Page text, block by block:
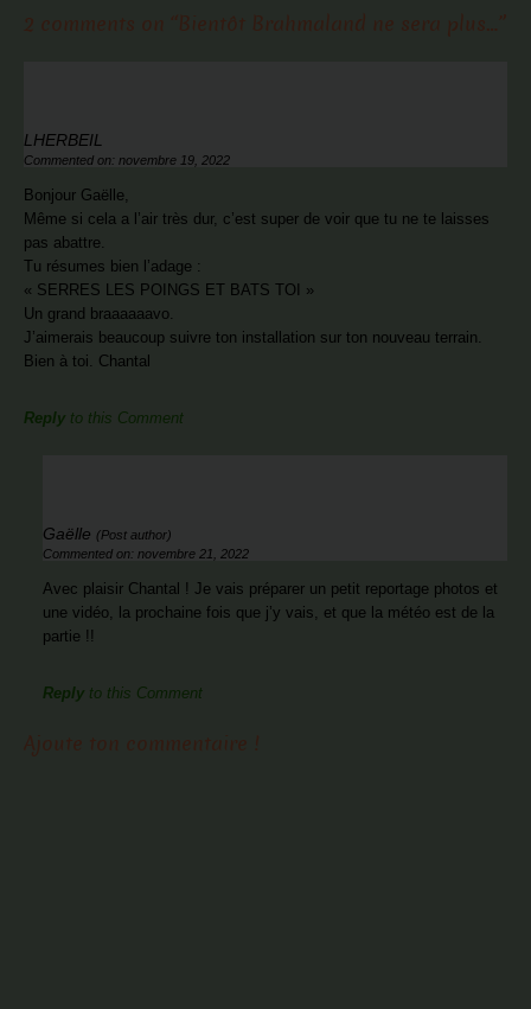
LHERBEIL
Commented on: novembre 19, 2022
Bonjour Gaëlle,
Même si cela a l’air très dur, c’est super de voir que tu ne te laisses
pas abattre.
Tu résumes bien l’adage :
« SERRES LES POINGS ET BATS TOI »
Un grand braaaaaavo.
J’aimerais beaucoup suivre ton installation sur ton nouveau terrain.
Bien à toi. Chantal
Reply to this Comment
Gaëlle (Post author)
Commented on: novembre 21, 2022
Avec plaisir Chantal ! Je vais préparer un petit reportage photos et
une vidéo, la prochaine fois que j’y vais, et que la météo est de la
partie !!
Reply to this Comment